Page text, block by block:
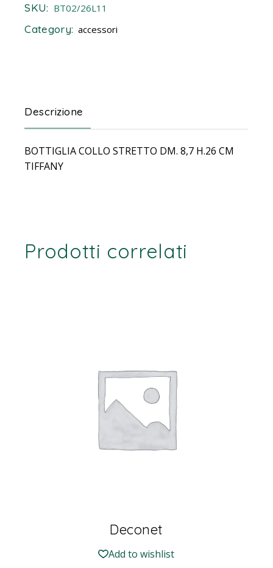
SKU: BT02/26L11
Category: accessori
Descrizione
BOTTIGLIA COLLO STRETTO DM. 8,7 H.26 CM
TIFFANY
Prodotti correlati
Deconet
Add to wishlist